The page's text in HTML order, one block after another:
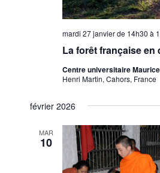
La forêt française en
mardi 27 janvier de 14h30 à
Centre universitaire
Henri Martin, Cahors, France
février 2026
MAR
10